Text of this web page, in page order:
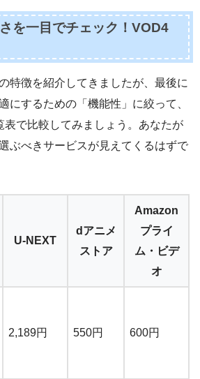
を一目でチェック！VOD4
特徴を紹介してきましたが、最後に
にするための「機能性」に絞って、
表で比較してみましょう。あなたが
ぶべきサービスが見えてくるはずで
U-NEXT
dアニメ
ストア
Amazon
プライ
ム・ビデ
オ
2,189円 550円 600円